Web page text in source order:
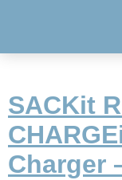
SACKit
Charger